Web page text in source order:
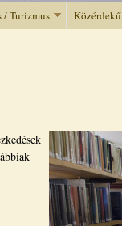
/ Turizmus Közérdekű